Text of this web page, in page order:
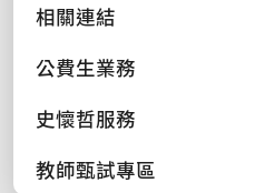
相關連結
公費生業務
史懷哲服務
教師甄試專區